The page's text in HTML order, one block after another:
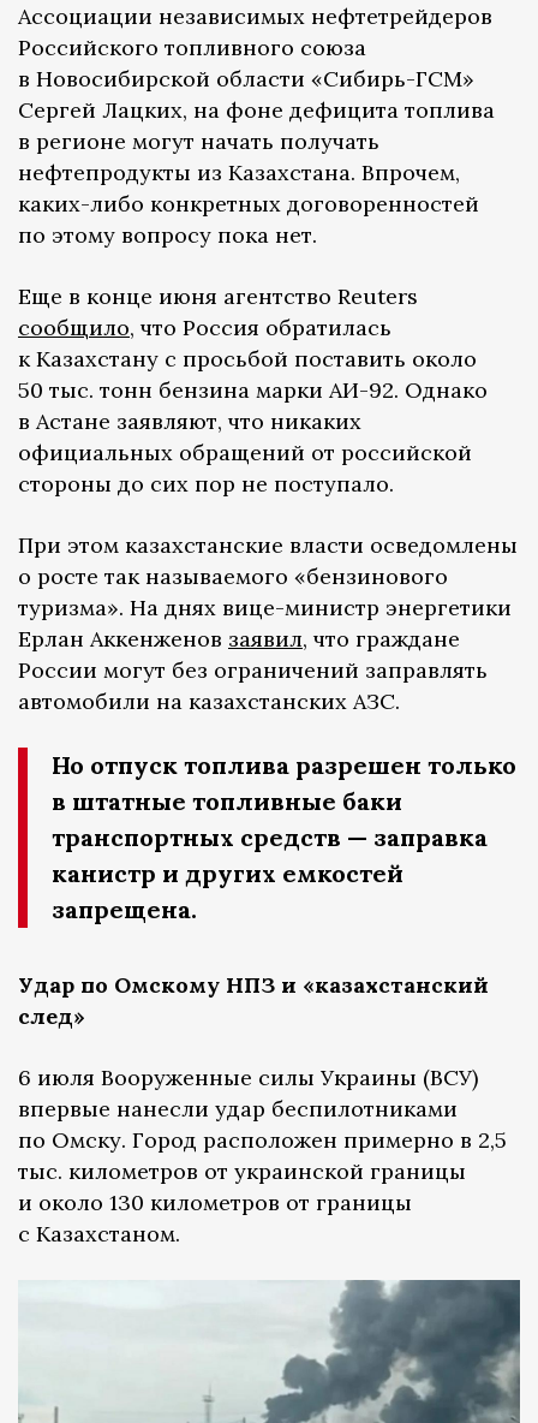
Ассоциации независимых нефтетрейдеров
Российского топливного союза
в Новосибирской области «Сибирь-ГСМ»
Сергей Лацких, на фоне дефицита топлива
в регионе могут начать получать
нефтепродукты из Казахстана. Впрочем,
каких-либо конкретных договоренностей
по этому вопросу пока нет.
Еще в конце июня агентство Reuters
сообщило, что Россия обратилась
к Казахстану с просьбой поставить около
50 тыс. тонн бензина марки АИ-92. Однако
в Астане заявляют, что никаких
официальных обращений от российской
стороны до сих пор не поступало.
При этом казахстанские власти осведомлены
о росте так называемого «бензинового
туризма». На днях вице-министр энергетики
Ерлан Аккенженов заявил, что граждане
России могут без ограничений заправлять
автомобили на казахстанских АЗС.
Но отпуск топлива разрешен только
в штатные топливные баки
транспортных средств — заправка
канистр и других емкостей
запрещена.
Удар по Омскому НПЗ и «казахстанский
след»
6 июля Вооруженные силы Украины (ВСУ)
впервые нанесли удар беспилотниками
по Омску. Город расположен примерно в 2,5
тыс. километров от украинской границы
и около 130 километров от границы
с Казахстаном.